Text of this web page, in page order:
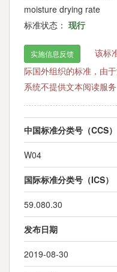
moisture drying rate
标准状态： 现行
实施信息反馈
该标
际国外组织的标准，由
系统不提供文本阅读服务
中国标准分类号（CCS）
W04
国际标准分类号（ICS）
59.080.30
发布日期
2019-08-30